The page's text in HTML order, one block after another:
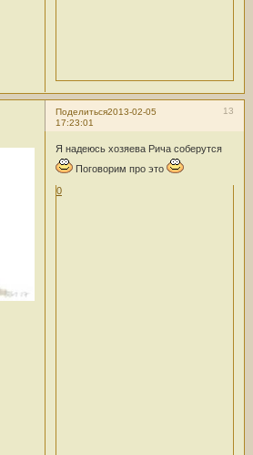
Поделиться 13
2013-02-05
17:23:01
Я надеюсь хозяева Рича соберутся
Поговорим про это
0